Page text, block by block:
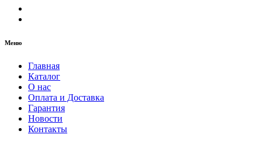
Меню
Главная
Каталог
О нас
Оплата и Доставка
Гарантия
Новости
Контакты